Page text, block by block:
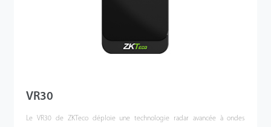
VR30
Le VR30 de ZKTeco déploie une technologie radar avancée à ondes